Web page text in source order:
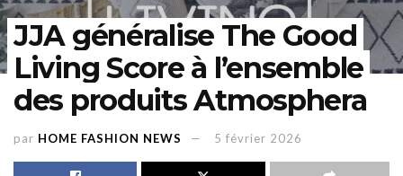
JJA généralise The Good
Living Score à l’ensemble
des produits Atmosphera
par HOME FASHION NEWS 5 février 2026